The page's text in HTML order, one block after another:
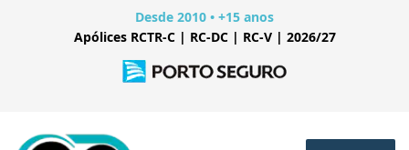
Desde 2010 • +15 anos
Apólices RCTR-C | RC-DC | RC-V | 2026/27